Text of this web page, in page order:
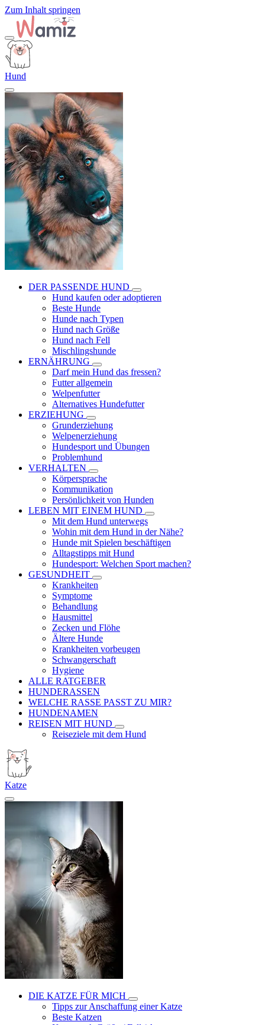
Zum Inhalt springen
Hund
DER PASSENDE HUND
Hund kaufen oder adoptieren
Beste Hunde
Hunde nach Typen
Hund nach Größe
Hund nach Fell
Mischlingshunde
ERNÄHRUNG
Darf mein Hund das fressen?
Futter allgemein
Welpenfutter
Alternatives Hundefutter
ERZIEHUNG
Grunderziehung
Welpenerziehung
Hundesport und Übungen
Problemhund
VERHALTEN
Körpersprache
Kommunikation
Persönlichkeit von Hunden
LEBEN MIT EINEM HUND
Mit dem Hund unterwegs
Wohin mit dem Hund in der Nähe?
Hunde mit Spielen beschäftigen
Alltagstipps mit Hund
Hundesport: Welchen Sport machen?
GESUNDHEIT
Krankheiten
Symptome
Behandlung
Hausmittel
Zecken und Flöhe
Ältere Hunde
Krankheiten vorbeugen
Schwangerschaft
Hygiene
ALLE RATGEBER
HUNDERASSEN
WELCHE RASSE PASST ZU MIR?
HUNDENAMEN
REISEN MIT HUND
Reiseziele mit dem Hund
Katze
DIE KATZE FÜR MICH
Tipps zur Anschaffung einer Katze
Beste Katzen